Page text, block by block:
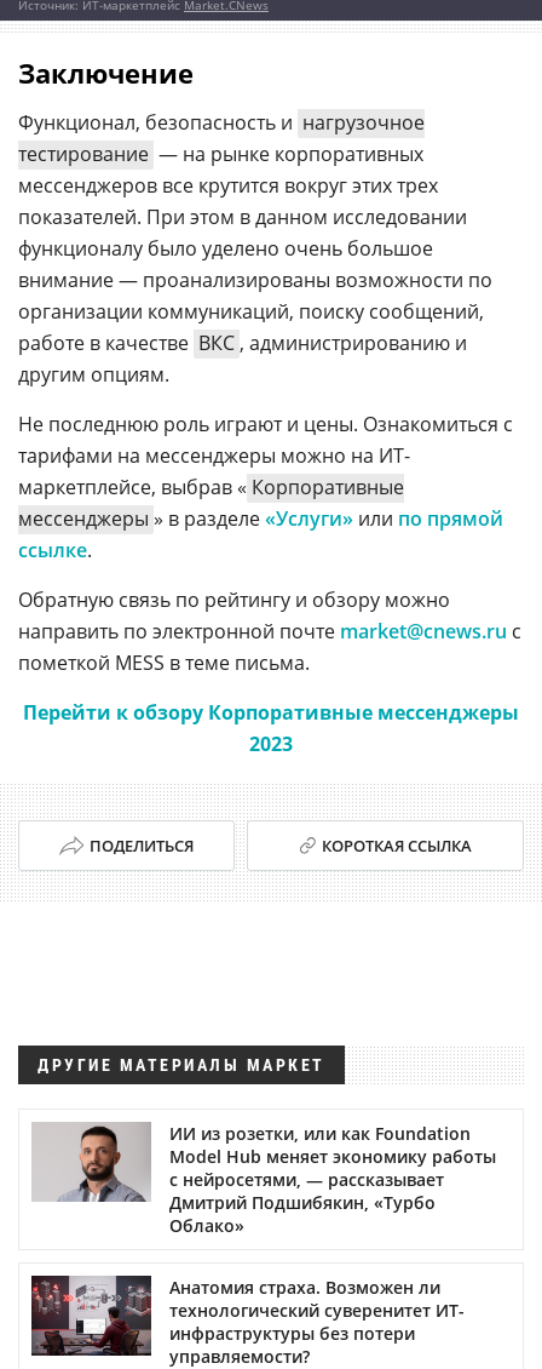
Источник: ИТ-маркетплейс Market.CNews
Заключение
Функционал, безопасность и нагрузочное
тестирование — на рынке корпоративных
мессенджеров все крутится вокруг этих трех
показателей. При этом в данном исследовании
функционалу было уделено очень большое
внимание — проанализированы возможности по
организации коммуникаций, поиску сообщений,
работе в качестве ВКС , администрированию и
другим опциям.
Не последнюю роль играют и цены. Ознакомиться с
тарифами на мессенджеры можно на ИТ-
маркетплейсе, выбрав « Корпоративные
мессенджеры » в разделе«Услуги» или по прямой
ссылке.
Обратную связь по рейтингу и обзору можно
направить по электронной почте market@cnews.ru с
пометкой MESS в теме письма.
Перейти к обзору Корпоративные мессенджеры
2023
ПОДЕЛИТЬСЯ КОРОТКАЯ ССЫЛКА
ДРУГИЕ МАТЕРИАЛЫ МАРКЕТ
ИИ из розетки, или как Foundation
Model Hub меняет экономику работы
с нейросетями, — рассказывает
Дмитрий Подшибякин, «Турбо
Облако»
Анатомия страха. Возможен ли
технологический суверенитет ИТ-
инфраструктуры без потери
управляемости?